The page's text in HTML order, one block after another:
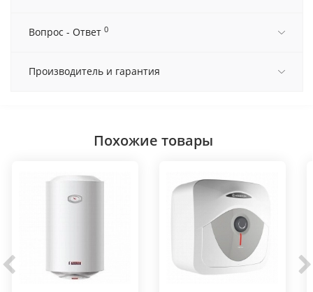
Вопрос - Ответ 0
Производитель и гарантия
Похожие товары